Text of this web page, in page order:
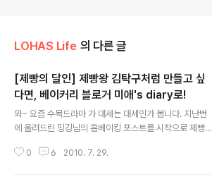
LOHAS Life 의 다른 글
[제빵의 달인] 제빵왕 김탁구처럼 만들고 싶
다면, 베이커리 블로거 미애's diary로!
와~ 요즘 수목드라마 가 대세는 대세인가 봅니다. 지난번
에 올려드린 밍깅님의 홈베이킹 포스트를 시작으로 제빵왕
까지 제빵왕 김탁구에 관련된 포스트들에 대한 풀사이 가
0 6 2010. 7. 29.